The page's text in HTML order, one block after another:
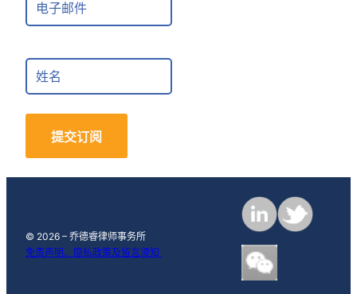
m
i
u
l
N
a
© 2026 – 乔德睿律师事务所
免责声明、隐私政策及留言须知